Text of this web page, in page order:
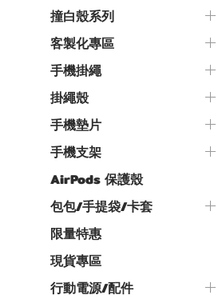
撞白殼系列
客製化專區
手機掛繩
掛繩殼
手機墊片
手機支架
AirPods 保護殼
包包/手提袋/卡套
限量特惠
現貨專區
行動電源/配件